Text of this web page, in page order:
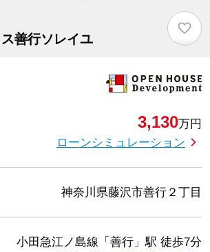
善行ソレイユ
♡
3,130万円
ローンシミュレーション
神奈川県藤沢市善行２丁目
小田急江ノ島線「善行」駅 徒歩7分